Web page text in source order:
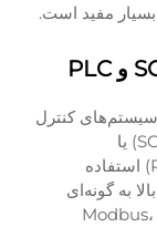
مفید است.
سیستم‌های کنترل
نظارتی و کسب‌وکار داده‌های جمع‌آوری (SCADA) یا
کنترل‌کننده‌های منطقی قابل برنامه‌ریزی (PLC) استفاده
به گونه‌ای
طراحی شده‌اند که از طریق پروتکل‌هایی مانند Modbus،